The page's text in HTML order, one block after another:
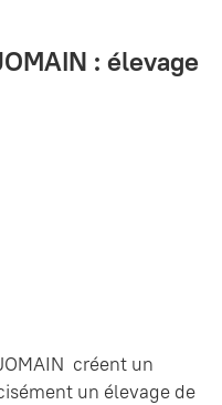
: élevage
créent un
un élevage de